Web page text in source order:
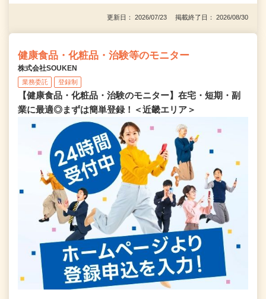
更新日： 2026/07/23 掲載終了日： 2026/08/30
健康食品・化粧品・治験等のモニター
株式会社SOUKEN
業務委託 登録制
【健康食品・化粧品・治験のモニター】在宅・短期・副
業に最適◎まずは簡単登録！＜近畿エリア＞